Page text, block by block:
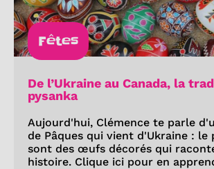
Fêtes
De l’Ukraine au Canada, la
pysanka
Aujourd'hui, Clémence te parle
de Pâques qui vient d'Ukraine : le
sont des œufs décorés qui
histoire. Clique ici pour en